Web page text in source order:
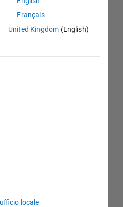
Français
United Kingdom(English)
locale